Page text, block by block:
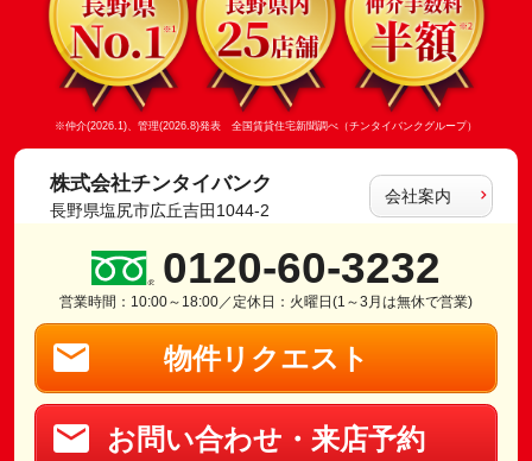
※仲介(2026.1)、管理(2026.8)発表 全国賃貸住宅新聞調べ（チンタイバンクグループ）
株式会社チンタイバンク
長野県塩尻市広丘吉田1044-2
会社案内
0120-60-3232
営業時間：10:00～18:00／定休日：火曜日(1～3月は無休で営業)
物件リクエスト
お問い合わせ・来店予約